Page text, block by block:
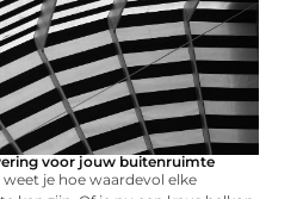
voor jouw buitenruimte
je hoe waardevol elke